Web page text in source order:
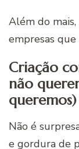
Além do
empresas
Criação
não
queremos)
Não é
e gordura de